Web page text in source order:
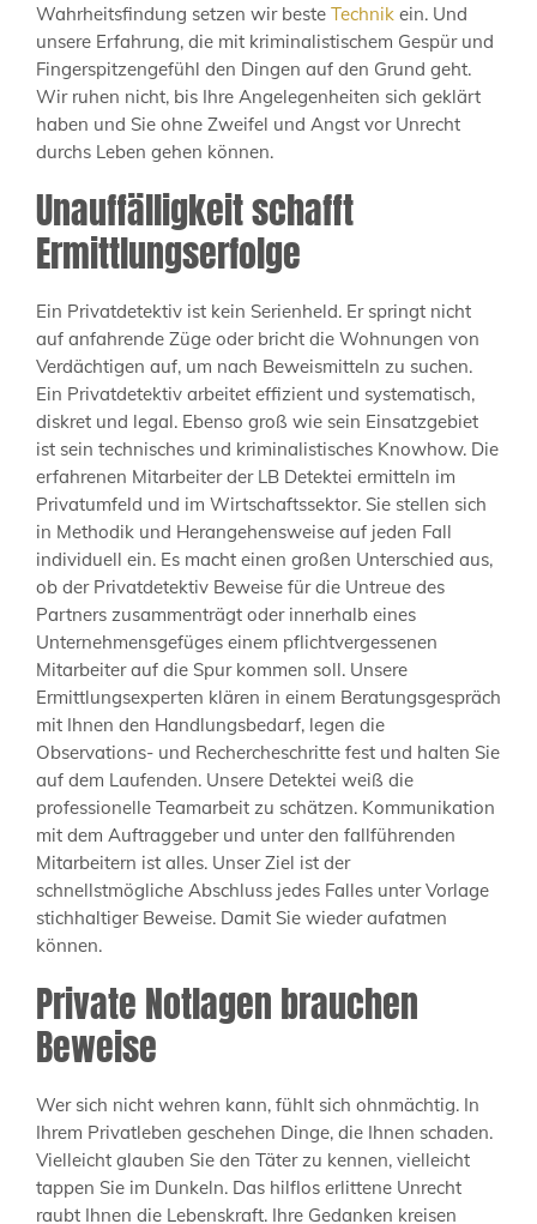
Wahrheitsfindung setzen wir beste Technik ein. Und
unsere Erfahrung, die mit kriminalistischem Gespür und
Fingerspitzengefühl den Dingen auf den Grund geht.
Wir ruhen nicht, bis Ihre Angelegenheiten sich geklärt
haben und Sie ohne Zweifel und Angst vor Unrecht
durchs Leben gehen können.
Unauffälligkeit schafft
Ermittlungserfolge
Ein Privatdetektiv ist kein Serienheld. Er springt nicht
auf anfahrende Züge oder bricht die Wohnungen von
Verdächtigen auf, um nach Beweismitteln zu suchen.
Ein Privatdetektiv arbeitet effizient und systematisch,
diskret und legal. Ebenso groß wie sein Einsatzgebiet
ist sein technisches und kriminalistisches Knowhow. Die
erfahrenen Mitarbeiter der LB Detektei ermitteln im
Privatumfeld und im Wirtschaftssektor. Sie stellen sich
in Methodik und Herangehensweise auf jeden Fall
individuell ein. Es macht einen großen Unterschied aus,
ob der Privatdetektiv Beweise für die Untreue des
Partners zusammenträgt oder innerhalb eines
Unternehmensgefüges einem pflichtvergessenen
Mitarbeiter auf die Spur kommen soll. Unsere
Ermittlungsexperten klären in einem Beratungsgespräch
mit Ihnen den Handlungsbedarf, legen die
Observations- und Rechercheschritte fest und halten Sie
auf dem Laufenden. Unsere Detektei weiß die
professionelle Teamarbeit zu schätzen. Kommunikation
mit dem Auftraggeber und unter den fallführenden
Mitarbeitern ist alles. Unser Ziel ist der
schnellstmögliche Abschluss jedes Falles unter Vorlage
stichhaltiger Beweise. Damit Sie wieder aufatmen
können.
Private Notlagen brauchen
Beweise
Wer sich nicht wehren kann, fühlt sich ohnmächtig. In
Ihrem Privatleben geschehen Dinge, die Ihnen schaden.
Vielleicht glauben Sie den Täter zu kennen, vielleicht
tappen Sie im Dunkeln. Das hilflos erlittene Unrecht
raubt Ihnen die Lebenskraft. Ihre Gedanken kreisen